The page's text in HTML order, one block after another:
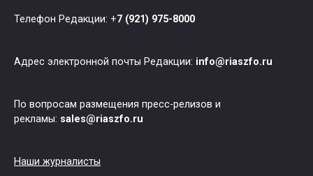
Телефон Редакции: +7 (921) 975-8000
Адрес электронной почты Редакции: info@riaszfo.ru
По вопросам размещения пресс-релизов и
рекламы: sales@riaszfo.ru
Наши журналисты